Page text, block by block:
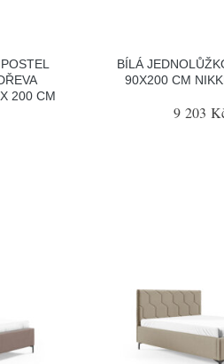
200 CM
BÍLÁ
90X200 CM
9 203